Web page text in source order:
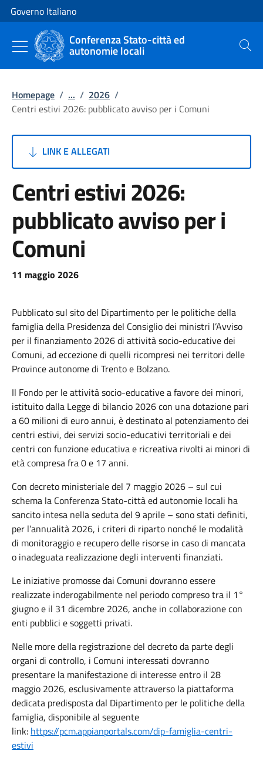
Vai al contenuto
Vai alla navigazione del sito
Governo Italiano
Conferenza Stato-città ed
autonomie locali Cerca
Homepage / ... / 2026 /
Centri estivi 2026: pubblicato avviso per i Comuni
LINK E ALLEGATI
Centri estivi 2026:
pubblicato avviso per i
Comuni
11 maggio 2026
Pubblicato sul sito del Dipartimento per le politiche della
famiglia della Presidenza del Consiglio dei ministri l’Avviso
per il finanziamento 2026 di attività socio-educative dei
Comuni, ad eccezione di quelli ricompresi nei territori delle
Province autonome di Trento e Bolzano.
Il Fondo per le attività socio-educative a favore dei minori,
istituito dalla Legge di bilancio 2026 con una dotazione pari
a 60 milioni di euro annui, è destinato al potenziamento dei
centri estivi, dei servizi socio-educativi territoriali e dei
centri con funzione educativa e ricreativa rivolti ai minori di
età compresa fra 0 e 17 anni.
Con decreto ministeriale del 7 maggio 2026 – sul cui
schema la Conferenza Stato-città ed autonomie locali ha
sancito intesa nella seduta del 9 aprile – sono stati definiti,
per l’annualità 2026, i criteri di riparto nonché le modalità
di monitoraggio e recupero delle risorse in caso di mancata
o inadeguata realizzazione degli interventi finanziati.
Le iniziative promosse dai Comuni dovranno essere
realizzate inderogabilmente nel periodo compreso tra il 1°
giugno e il 31 dicembre 2026, anche in collaborazione con
enti pubblici e soggetti privati.
Nelle more della registrazione del decreto da parte degli
organi di controllo, i Comuni interessati dovranno
presentare la manifestazione di interesse entro il 28
maggio 2026, esclusivamente attraverso la piattaforma
dedicata predisposta dal Dipartimento per le politiche della
famiglia, disponibile al seguente
link: https://pcm.appianportals.com/dip-famiglia-centri-
estivi